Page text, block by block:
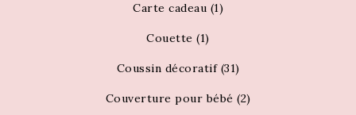
Carte cadeau (1)
Couette (1)
Coussin décoratif (31)
Couverture pour bébé (2)